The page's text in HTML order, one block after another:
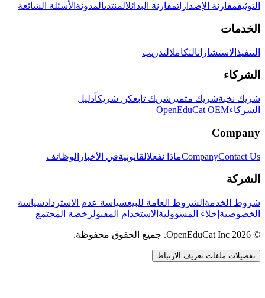
التوثيقمقارنة الإصداراتمقارنة البدائلالمنتدىالمدونة الأسئلة الشائعة
الخدمات
التنفيذ الاستشاراتالتكاملالتدريب
الشركاء
شريك نخبةشريك متميز شريك تابعكن شريكاًدليل
الشركاءOpenEduCat OEM
Company
CompanyContact Us ماذا نفعلالقانونيةفي الأخبار الوظائف
الشركة
شروط الخدمة الشروط العامة للبيعسياسة عدم الاستردادسياسة
الخصوصية إخلاء المسؤولية الاستخدام المقبولرخصة المجتمع
© 2026 OpenEduCat Inc. جميع الحقوق محفوظة.
تفضيلات ملفات تعريف الارتباط